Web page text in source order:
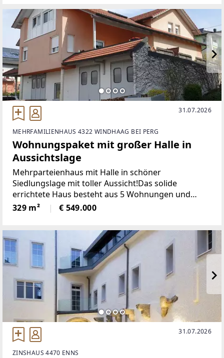
31.07.2026
MEHRFAMILIENHAUS 4322 WINDHAAG BEI PERG
Wohnungspaket mit großer Halle in
Aussichtslage
Mehrparteienhaus mit Halle in schöner
Siedlungslage mit toller Aussicht!Das solide
errichtete Haus besteht aus 5 Wohnungen und
einer großen Halle/Garage auf 972 m²
Grundstücksfläche.Alle Wohnungen sind mit einer
329 m² € 549.000
31.07.2026
ZINSHAUS 4470 ENNS